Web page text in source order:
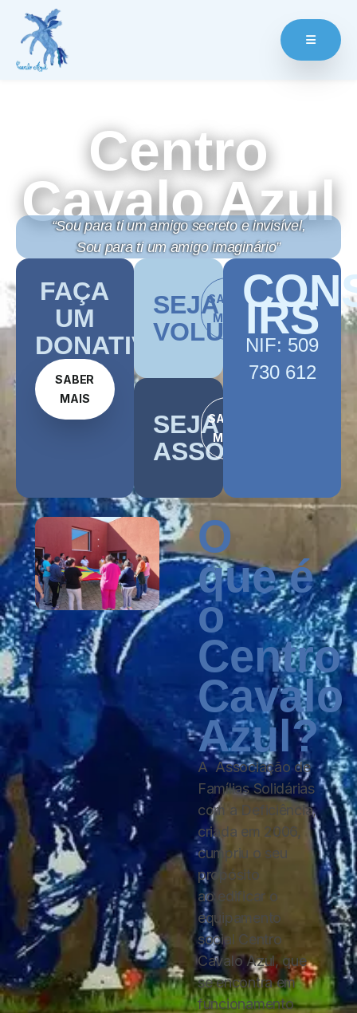
Centro
Cavalo Azul
“Sou para ti um amigo secreto e invisível,
Sou para ti um amigo imaginário”
FAÇA
UM
DONATIVO
SABER
MAIS
SEJA
VOLUNTARIO
SABER
MAIS
SEJA
ASSOCIADO/A
SABER
MAIS
IRS
NIF: 509
730 612
O
que é
o
Centro
Cavalo
Azul?
A Associação de
Famílias Solidárias
com a Deficiência,
criada em 2006,
cumpriu o seu
propósito
ao edificar o
equipamento
social Centro
Cavalo Azul, que
se encontra em
funcionamento